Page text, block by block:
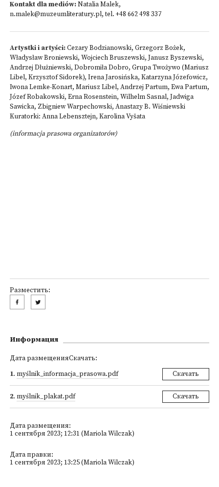
Kontakt dla mediów:Natalia Malek,
n.malek@muzeumliteratury.pl, tel. +48 662 498 337
Artystki i artyści:Cezary Bodzianowski, Grzegorz Bożek,
Władysław Broniewski, Wojciech Bruszewski, Janusz Byszewski,
Andrzej Dłużniewski, Dobromiła Dobro, Grupa Twożywo (Mariusz
Libel, Krzysztof Sidorek), Irena Jarosińska, Katarzyna Józefowicz,
Iwona Lemke-Konart, Mariusz Libel, Andrzej Partum, Ewa Partum,
Józef Robakowski, Erna Rosenstein, Wilhelm Sasnal, Jadwiga
Sawicka, Zbigniew Warpechowski, Anastazy B. Wiśniewski
Kuratorki: Anna Lebensztejn, Karolina Vyšata
(informacja prasowa organizatorów)
Разместить:
Информация
Дата размещенияСкачать:
1. myślnik_informacja_prasowa.pdf Скачать
2. myślnik_plakat.pdf Скачать
Дата размещения:
1 сентября 2023; 12:31 (Mariola Wilczak)
Дата правки:
1 сентября 2023; 13:25 (Mariola Wilczak)